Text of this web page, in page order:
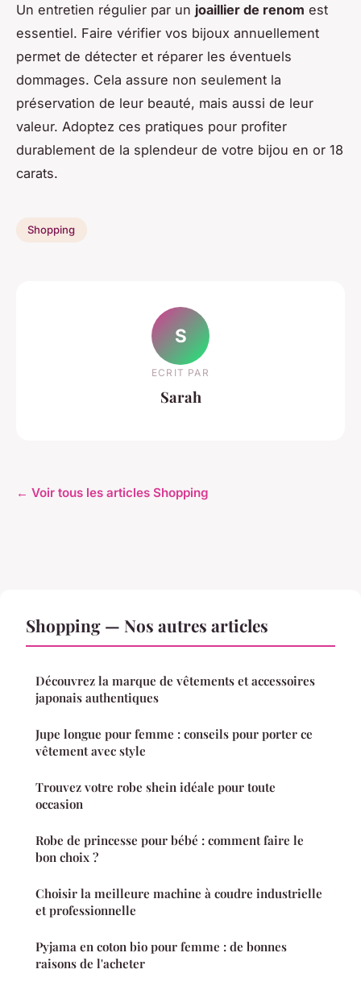
Un entretien régulier par un joaillier de renom est
essentiel. Faire vérifier vos bijoux annuellement
permet de détecter et réparer les éventuels
dommages. Cela assure non seulement la
préservation de leur beauté, mais aussi de leur
valeur. Adoptez ces pratiques pour profiter
durablement de la splendeur de votre bijou en or 18
carats.
Shopping
S
ECRIT PAR
Sarah
← Voir tous les articles Shopping
Shopping — Nos autres articles
Découvrez la marque de vêtements et accessoires
japonais authentiques
Jupe longue pour femme : conseils pour porter ce
vêtement avec style
Trouvez votre robe shein idéale pour toute
occasion
Robe de princesse pour bébé : comment faire le
bon choix ?
Choisir la meilleure machine à coudre industrielle
et professionnelle
Pyjama en coton bio pour femme : de bonnes
raisons de l'acheter